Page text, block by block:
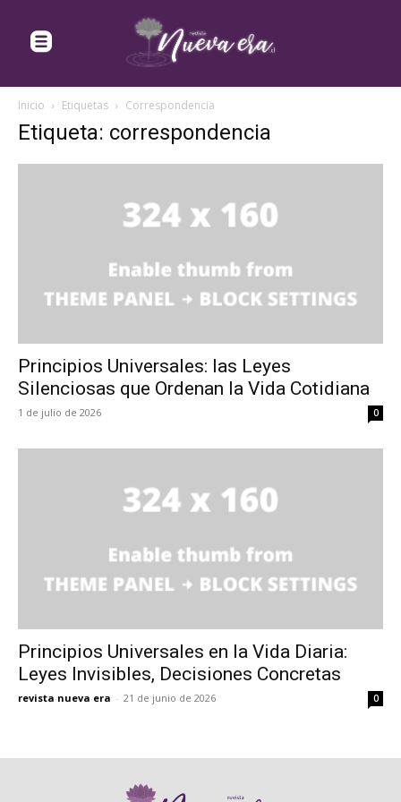
Inicio Etiquetas Correspondencia
Etiqueta: correspondencia
Principios Universales: las Leyes
Silenciosas que Ordenan la Vida Cotidiana
1 de julio de 2026 0
Principios Universales en la Vida Diaria:
Leyes Invisibles, Decisiones Concretas
revista nueva era - 21 de junio de 2026 0